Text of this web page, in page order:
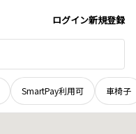
ログイン新規登録
SmartPay利用可 車椅子